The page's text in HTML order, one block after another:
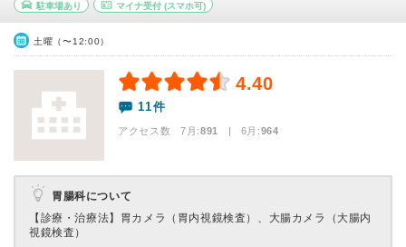
駐車場あり マイナ受付(スマホ可)
土曜（〜12:00）
4.40
11件
アクセス数 7月:891 | 6月:964
胃腸科について
【診療・治療法】 胃カメラ（胃内視鏡検査）、大腸カメラ（大腸内
視鏡検査）